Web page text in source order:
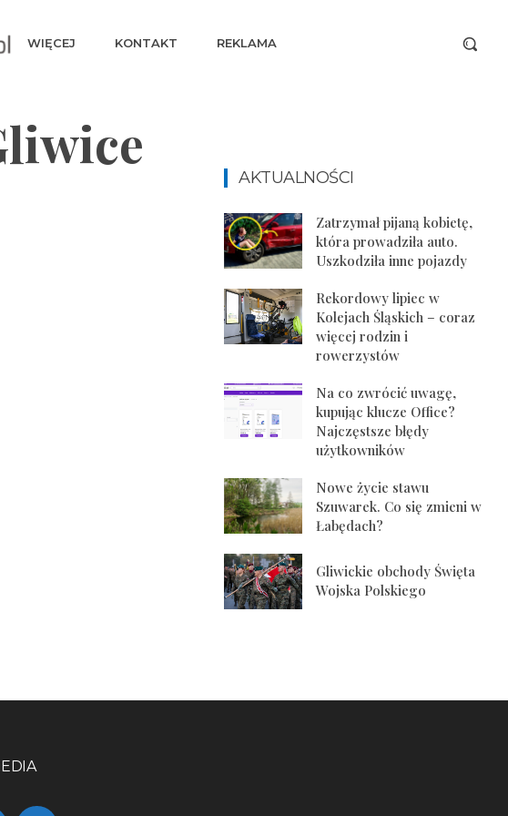
WIĘCEJ KONTAKT REKLAMA
AKTUALNOŚCI
Zatrzymał pijaną kobietę,
która prowadziła auto.
Uszkodziła inne pojazdy
Rekordowy lipiec w
Kolejach Śląskich – coraz
więcej rodzin i
rowerzystów
Na co zwrócić uwagę,
kupując klucze Office?
Najczęstsze błędy
użytkowników
Nowe życie stawu
Szuwarek. Co się zmieni w
Łabędach?
Gliwickie obchody Święta
Wojska Polskiego